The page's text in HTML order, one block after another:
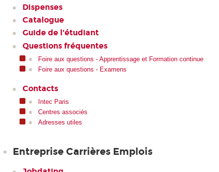
Dispenses
Catalogue
Guide de l'étudiant
Questions fréquentes
Foire aux questions - Apprentissage et Formation continue
Foire aux questions - Examens
Contacts
Intec Paris
Centres associés
Adresses utiles
Entreprise Carrières Emplois